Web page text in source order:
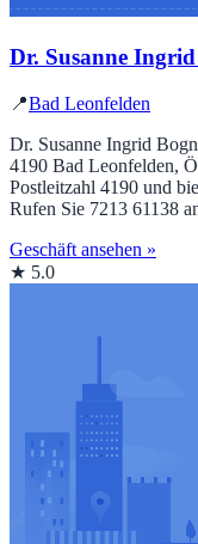
Dr. Susanne
📍Bad Leonfelden
Dr. Susanne Ingrid
4190 Bad Leonfelden,
Postleitzahl 4190 und
Rufen Sie 7213 61138
Geschäft ansehen »
★ 5.0